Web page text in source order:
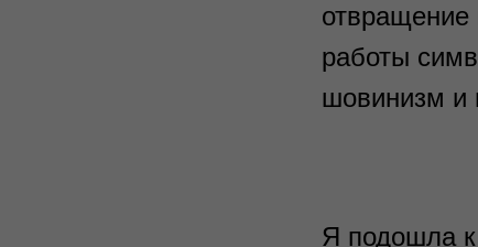
отвращение
работы
шовинизм и
Я подошла